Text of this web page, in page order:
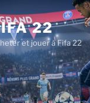
22
et jouer à Fifa 22